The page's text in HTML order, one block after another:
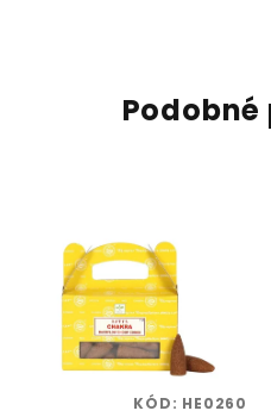
KÓD: HE0260